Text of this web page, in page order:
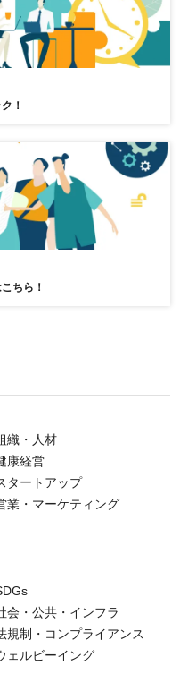
！
ちら！
織・人材
康経営
タートアップ
業・マーケティング
会・公共・インフラ
規制・コンプライアンス
ェルビーイング